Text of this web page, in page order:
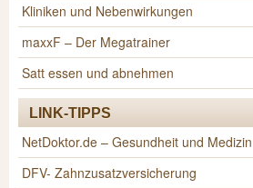
Kliniken und Nebenwirkungen
maxxF – Der Megatrainer
Satt essen und abnehmen
LINK-TIPPS
NetDoktor.de – Gesundheit und Medizin
DFV- Zahnzusatzversicherung